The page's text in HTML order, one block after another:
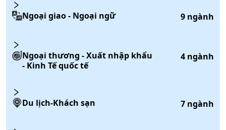
Ngoại giao - Ngoại ngữ 9 ngành
Ngoại thương - Xuất nhập khẩu
- Kinh Tế quốc tế
4 ngành
Du lịch-Khách sạn 7 ngành